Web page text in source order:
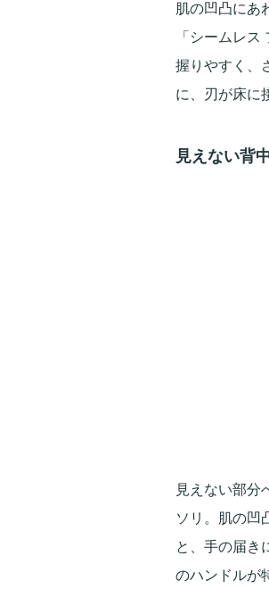
肌の凹凸にあ
「シームレ
握りやすく、
に、刃が床に
見えない背
見えない部分
ソリ。肌の凹
と、手の届き
のハンドルが